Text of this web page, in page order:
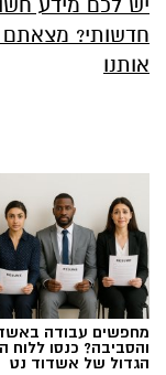
חדשותי?
אותנו
מחפשים עבודה
והסביבה? כנסו ללוח
הגדול של אשדוד נט